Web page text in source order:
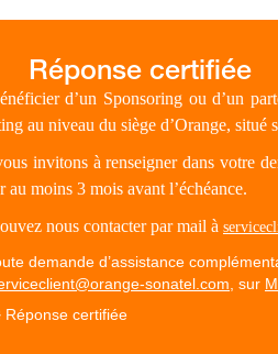
d’un Sponsoring ou d’un
au niveau du siège d’Orange,
invitons à renseigner dans votre
au moins 3 mois avant l’échéance.
nous contacter par mail à
demande d’assistance
sonatel.com , sur
Réponse certifiée